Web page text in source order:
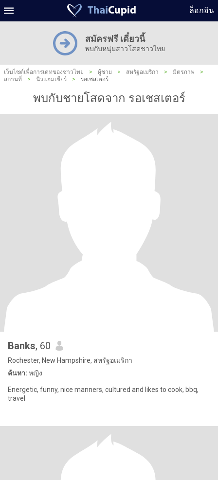
ล็อกอิน
สมัครฟรี เดี๋ยวนี้
พบกับหนุ่มสาวโสดชาวไทย
เว็บไซต์เพื่อการเดทของชาวไทย > ผู้ชาย > สหรัฐอเมริกา > มิตรภาพ
>
สถานที่
> นิวแฮมเชียร์ > รอเชสเตอร์
พบกับชายโสดจาก รอเชสเตอร์
Banks, 60
Rochester, New Hampshire, สหรัฐอเมริกา
ค้นหา: หญิง
Energetic, funny, nice manners, cultured and likes to cook, bbq,
travel